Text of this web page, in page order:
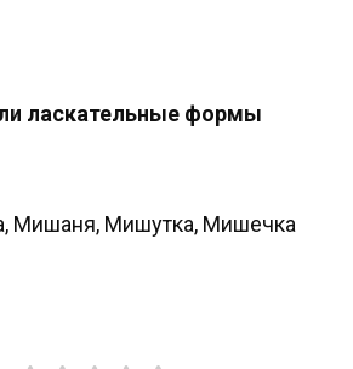
ласкательные формы
Мишаня, Мишутка, Мишечка